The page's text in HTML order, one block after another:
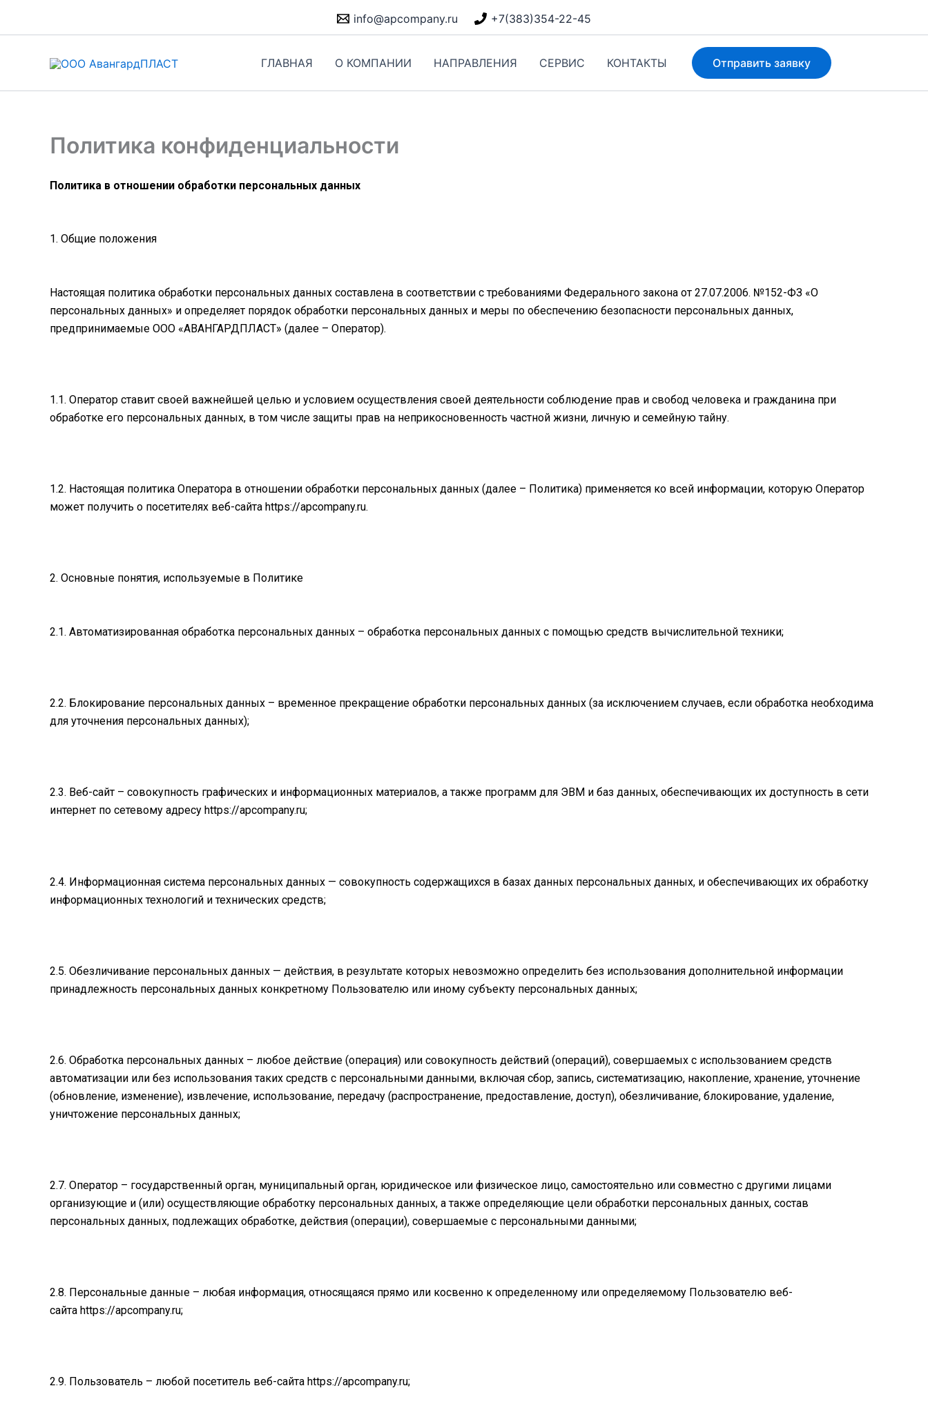
info@apcompany.ru +7(383)354-22-45
ГЛАВНАЯ О КОМПАНИИ НАПРАВЛЕНИЯ СЕРВИС КОНТАКТЫ Отправить заявку
Политика конфиденциальности
Политика в отношении обработки персональных данных
1. Общие положения
Настоящая политика обработки персональных данных составлена в соответствии с требованиями Федерального закона от 27.07.2006. №152-ФЗ «О
персональных данных» и определяет порядок обработки персональных данных и меры по обеспечению безопасности персональных данных,
предпринимаемые ООО «АВАНГАРДПЛАСТ» (далее – Оператор).
1.1. Оператор ставит своей важнейшей целью и условием осуществления своей деятельности соблюдение прав и свобод человека и гражданина при
обработке его персональных данных, в том числе защиты прав на неприкосновенность частной жизни, личную и семейную тайну.
1.2. Настоящая политика Оператора в отношении обработки персональных данных (далее – Политика) применяется ко всей информации, которую Оператор
может получить о посетителях веб-сайта https://apcompany.ru.
2. Основные понятия, используемые в Политике
2.1. Автоматизированная обработка персональных данных – обработка персональных данных с помощью средств вычислительной техники;
2.2. Блокирование персональных данных – временное прекращение обработки персональных данных (за исключением случаев, если обработка необходима
для уточнения персональных данных);
2.3. Веб-сайт – совокупность графических и информационных материалов, а также программ для ЭВМ и баз данных, обеспечивающих их доступность в сети
интернет по сетевому адресу https://apcompany.ru;
2.4. Информационная система персональных данных — совокупность содержащихся в базах данных персональных данных, и обеспечивающих их обработку
информационных технологий и технических средств;
2.5. Обезличивание персональных данных — действия, в результате которых невозможно определить без использования дополнительной информации
принадлежность персональных данных конкретному Пользователю или иному субъекту персональных данных;
2.6. Обработка персональных данных – любое действие (операция) или совокупность действий (операций), совершаемых с использованием средств
автоматизации или без использования таких средств с персональными данными, включая сбор, запись, систематизацию, накопление, хранение, уточнение
(обновление, изменение), извлечение, использование, передачу (распространение, предоставление, доступ), обезличивание, блокирование, удаление,
уничтожение персональных данных;
2.7. Оператор – государственный орган, муниципальный орган, юридическое или физическое лицо, самостоятельно или совместно с другими лицами
организующие и (или) осуществляющие обработку персональных данных, а также определяющие цели обработки персональных данных, состав
персональных данных, подлежащих обработке, действия (операции), совершаемые с персональными данными;
2.8. Персональные данные – любая информация, относящаяся прямо или косвенно к определенному или определяемому Пользователю веб-
сайта https://apcompany.ru;
2.9. Пользователь – любой посетитель веб-сайта https://apcompany.ru;